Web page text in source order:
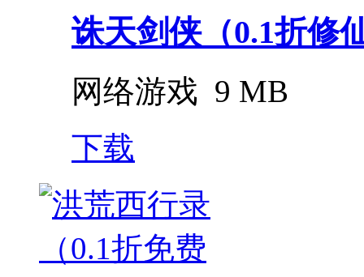
诛天剑侠（0.1折修
网络游戏 9 MB
下载